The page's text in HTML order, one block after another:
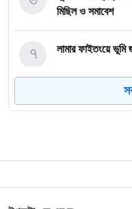
মিছিল ও সমাবেশ
লামার ফাইতংয়ে ভূমি
৭
৮
৯